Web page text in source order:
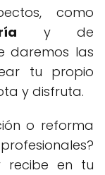
como
y de
daremos las
tu propio
y disfruta.
o reforma
recibe en tu